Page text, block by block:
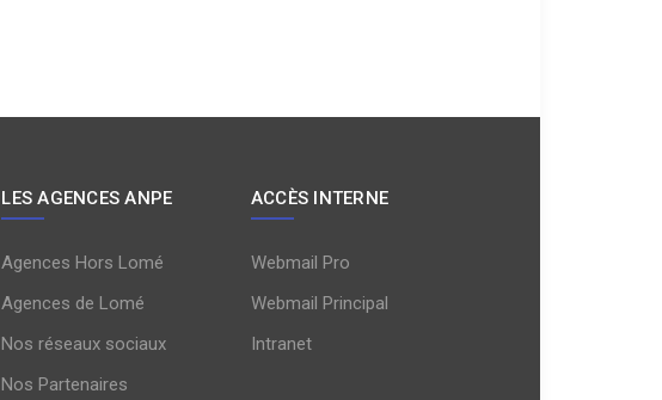
LES AGENCES ANPE
Agences Hors Lomé
Agences de Lomé
Nos réseaux sociaux
Nos Partenaires
ACCÈS INTERNE
Webmail Pro
Webmail Principal
Intranet